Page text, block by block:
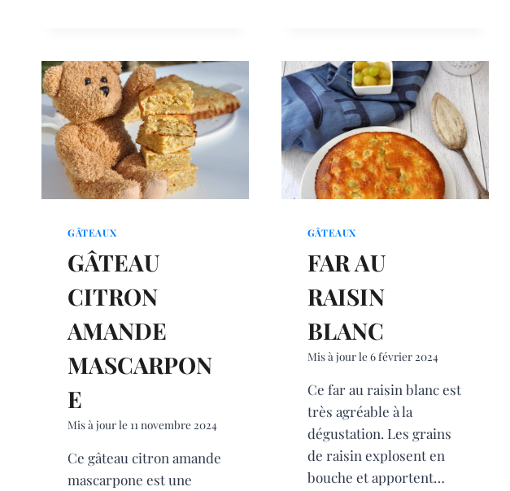
GÂTEAUX
GÂTEAU
CITRON
AMANDE
MASCARPON
E
Mis à jour le 11 novembre 2024
Ce gâteau citron amande
mascarpone est une
GÂTEAUX
FAR AU
RAISIN
BLANC
Mis à jour le6 février 2024
Ce far au raisin blanc est
très agréable à la
dégustation. Les grains
de raisin explosent en
bouche et apportent…